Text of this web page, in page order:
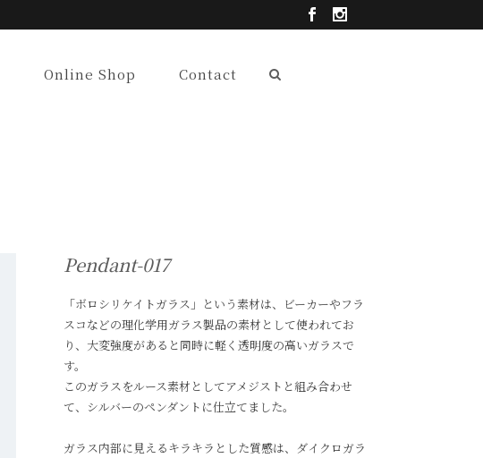
Online Shop Contact
Pendant-017
「ボロシリケイトガラス」という素材は、ビーカーやフラ
スコなどの理化学用ガラス製品の素材として使われてお
り、大変強度があると同時に軽く透明度の高いガラスで
す。
このガラスをルース素材としてアメジストと組み合わせ
て、シルバーのペンダントに仕立てました。
ガラス内部に見えるキラキラとした質感は、ダイクロガラ